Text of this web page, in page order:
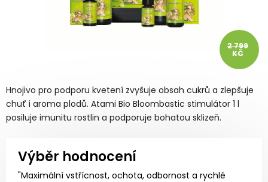
Hnojivo pro podporu kvetení zvyšuje obsah cukrů a zlepšuje
chuť i aroma plodů. Atami Bio Bloombastic stimulátor 1 l
posiluje imunitu rostlin a podporuje bohatou sklizeň.
Výběr hodnocení
"Maximální vstřícnost, ochota, odbornost a rychlé
2 799
KČ